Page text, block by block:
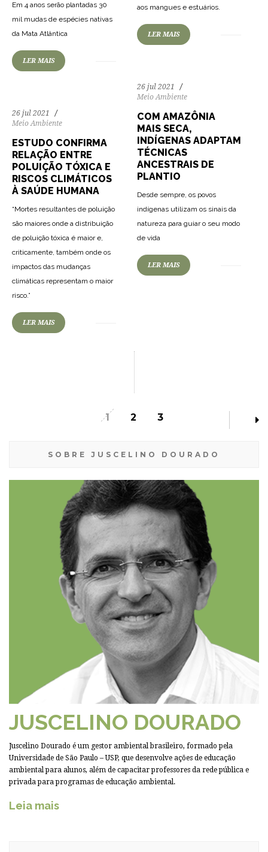
aos mangues e estuários.
LER MAIS
Em 4 anos serão plantadas 30
mil mudas de espécies nativas
da Mata Atlântica
LER MAIS
26 jul 2021
Meio Ambiente
COM AMAZÔNIA
MAIS SECA,
INDÍGENAS ADAPTAM
TÉCNICAS
ANCESTRAIS DE
PLANTIO
Desde sempre, os povos
indígenas utilizam os sinais da
natureza para guiar o seu modo
de vida
LER MAIS
26 jul 2021
Meio Ambiente
ESTUDO CONFIRMA
RELAÇÃO ENTRE
POLUIÇÃO TÓXICA E
RISCOS CLIMÁTICOS
À SAÚDE HUMANA
“Mortes resultantes de poluição
são maiores onde a distribuição
de poluição tóxica é maior e,
criticamente, também onde os
impactos das mudanças
climáticas representam o maior
risco.”
LER MAIS
1 2 3
SOBRE JUSCELINO DOURADO
JUSCELINO DOURADO
Juscelino Dourado é um gestor ambiental brasileiro, formado pela
Universidade de São Paulo – USP, que desenvolve ações de educação
ambiental para alunos, além de capacitar professores da rede pública e
privada para programas de educação ambiental.
Leia mais